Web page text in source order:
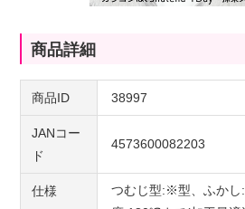
商品詳細
商品ID 38997
JANコー
ド
4573600082203
仕様
つむじ型:※型、ふかし